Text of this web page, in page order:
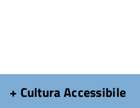
+ Cultura Accessibile